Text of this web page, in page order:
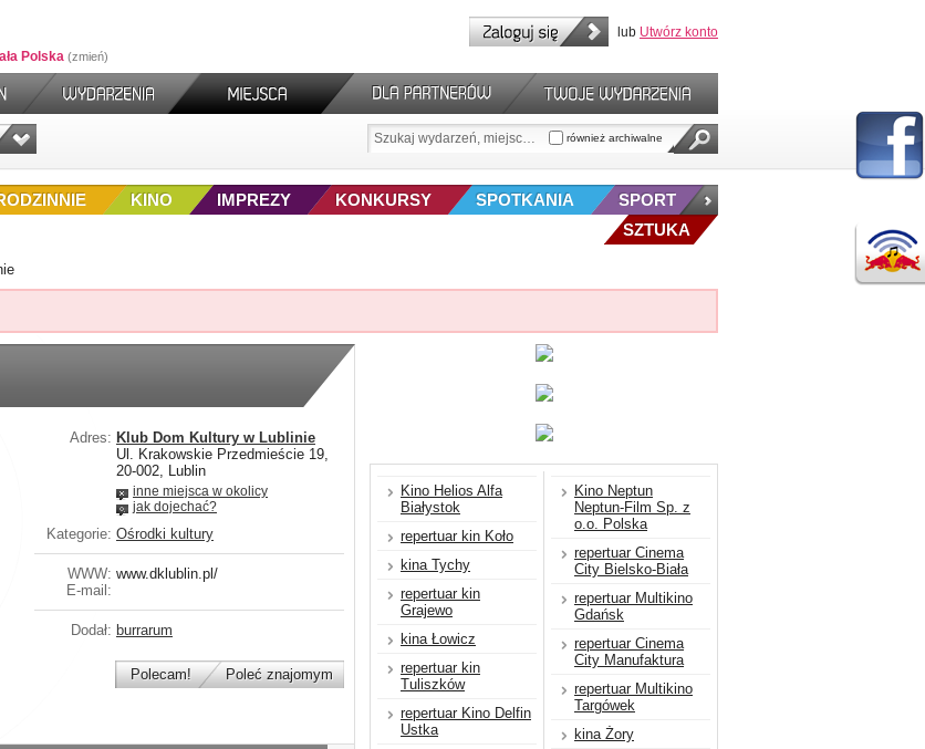
lub Utwórz konto
Polska zmień
również archiwalne
SPORT
SPOTKANIA
KONKURSY
IMPREZY
KINO
SZTUKA
Adres: Klub Dom Kultury w Lublinie
Ul. Krakowskie Przedmieście 19,
20-002, Lublin
inne miejsca w okolicy
jak dojechać?
Kategorie: Ośrodki kultury
WWW: www.dklublin.pl/
E-mail:
Dodał: burrarum
Polecam! Poleć znajomym
Kino Helios Alfa
Białystok
repertuar kin Koło
kina Tychy
repertuar kin
Grajewo
kina Łowicz
repertuar kin
Tuliszków
repertuar Kino Delfin
Ustka
Kino Neptun
Neptun-Film Sp. z
o.o. Polska
repertuar Cinema
City Bielsko-Biała
repertuar Multikino
Gdańsk
repertuar Cinema
City Manufaktura
repertuar Multikino
Targówek
kina Żory